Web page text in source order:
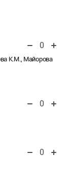
0
К.М., Майорова
0
0